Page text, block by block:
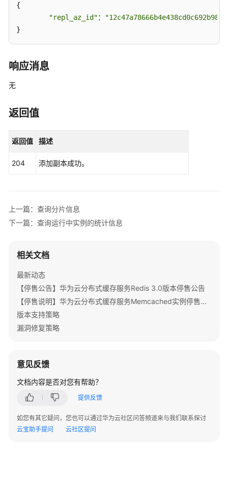
应
用
API
项
史
API
生
周
理
例
管
理
{
"repl_az_id"：
}
响应消息
无
返回值
返回值 描述
204 添加副本成功。
上一篇：查询分片信息
下一篇：查询运行中实例的统计信息
相关文档
最新动态
【停售公告】华为云分布式缓存服务Redis 3.0版本停售公告
【停售说明】华为云分布式缓存服务Memcached实例停售公告
版本支持策略
漏洞修复策略
意见反馈
文档内容是否对您有帮助？
提供反馈
如您有其它疑问，您也可以通过华为云社区问答频道来与我们联系探讨
云宝助手提问
云社区提问